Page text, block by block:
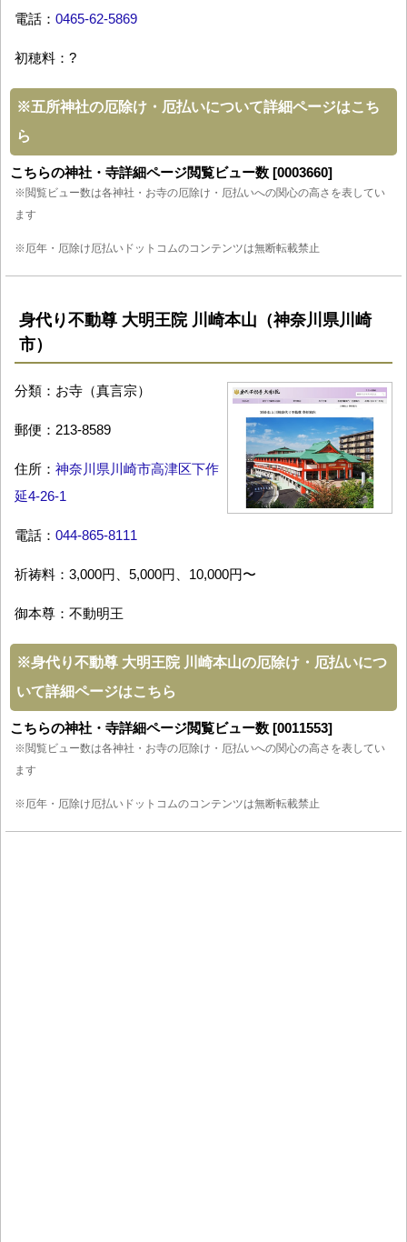
電話： 0465-62-5869
初穂料：?
※五所神社の厄除け・厄払いについて詳細ページはこち
ら
こちらの神社・寺詳細ページ閲覧ビュー数 [0003660]
※閲覧ビュー数は各神社・お寺の厄除け・厄払いへの関心の高さを表してい
ます
※厄年・厄除け厄払いドットコムのコンテンツは無断転載禁止
身代り不動尊 大明王院 川崎本山（神奈川県川崎
市）
分類：お寺（真言宗）
郵便：213-8589
住所： 神奈川県川崎市高津区下作
延4-26-1
電話： 044-865-8111
祈祷料：3,000円、5,000円、10,000円〜
御本尊：不動明王
※身代り不動尊 大明王院 川崎本山の厄除け・厄払いにつ
いて詳細ページはこちら
こちらの神社・寺詳細ページ閲覧ビュー数 [0011553]
※閲覧ビュー数は各神社・お寺の厄除け・厄払いへの関心の高さを表してい
ます
※厄年・厄除け厄払いドットコムのコンテンツは無断転載禁止